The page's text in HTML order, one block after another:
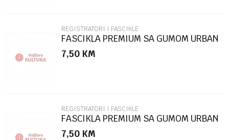
POŠALJI
REGISTRATORI I FASCIKLE
FASCIKLA PREMIUM SA GUMOM URBAN
STYLE SC2770
7,50 KM
REGISTRATORI I FASCIKLE
FASCIKLA PREMIUM SA GUMOM URBAN
STYLE SC2769
7,50 KM